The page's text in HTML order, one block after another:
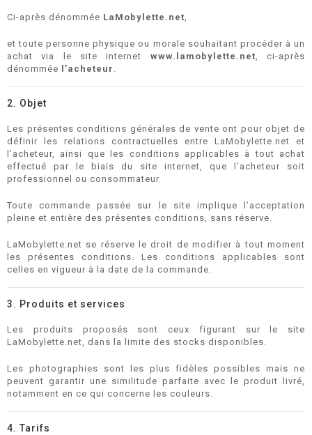
Ci-après dénommée LaMobylette.net,
et toute personne physique ou morale souhaitant procéder à un
achat via le site internet www.lamobylette.net, ci-après
dénommée
l’acheteur .
2. Objet
Les présentes conditions générales de vente ont pour objet de
définir les relations contractuelles entre LaMobylette.net et
l’acheteur, ainsi que les conditions applicables à tout achat
effectué par le biais du site internet, que l’acheteur soit
professionnel ou consommateur.
Toute commande passée sur le site implique l’acceptation
pleine et entière des présentes conditions, sans réserve.
LaMobylette.net se réserve le droit de modifier à tout moment
les présentes conditions. Les conditions applicables sont
celles en vigueur à la date de la commande.
3. Produits et services
Les produits proposés sont ceux figurant sur le site
LaMobylette.net, dans la limite des stocks disponibles.
Les photographies sont les plus fidèles possibles mais ne
peuvent garantir une similitude parfaite avec le produit livré,
notamment en ce qui concerne les couleurs.
4. Tarifs